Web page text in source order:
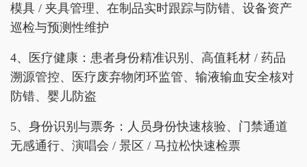
模具 / 夹具管理、在制品实时跟踪与防错、设备资产
巡检与预测性维护
4、医疗健康：患者身份精准识别、高值耗材 / 药品
溯源管控、医疗废弃物闭环监管、输液输血安全核对
防错、婴儿防盗
5、身份识别与票务：人员身份快速核验、门禁通道
无感通行、演唱会 / 景区 / 马拉松快速检票